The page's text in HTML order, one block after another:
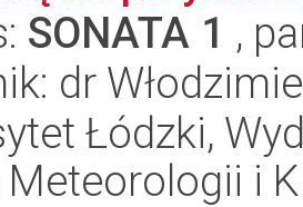
SONATA 1 ,
dr
Łódzki,
Meteorologii i